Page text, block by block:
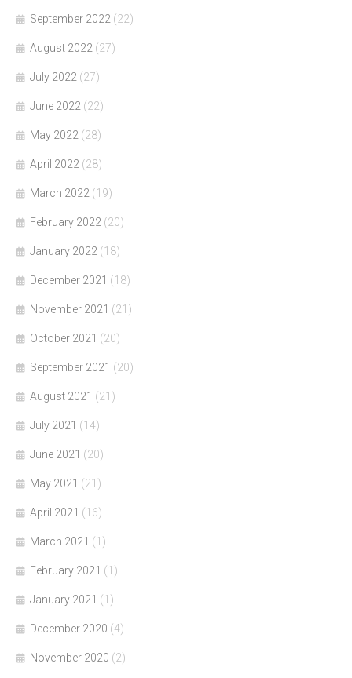
September 2022 (22)
August 2022 (27)
July 2022 (27)
June 2022 (22)
May 2022 (28)
April 2022 (28)
March 2022 (19)
February 2022 (20)
January 2022 (18)
December 2021 (18)
November 2021 (21)
October 2021 (20)
September 2021 (20)
August 2021 (21)
July 2021 (14)
June 2021 (20)
May 2021 (21)
April 2021 (16)
March 2021 (1)
February 2021 (1)
January 2021 (1)
December 2020 (4)
November 2020 (2)